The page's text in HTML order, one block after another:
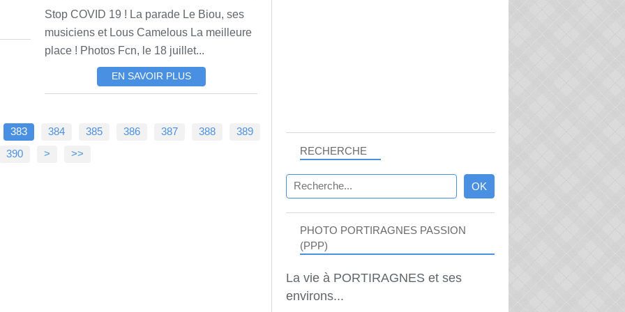
Stop COVID 19 ! La parade Le Biou, ses
musiciens et Lous Camelous La meilleure
place ! Photos Fcn, le 18 juillet...
EN SAVOIR PLUS
383 384 385 386 387 388
389
390
400
500
600
700
800
900
1000
1100
1200
1300
1400
1500
> >> RECHERCHE
PHOTO PORTIRAGNES PASSION
(PPP)
La vie à PORTIRAGNES et ses
environs...